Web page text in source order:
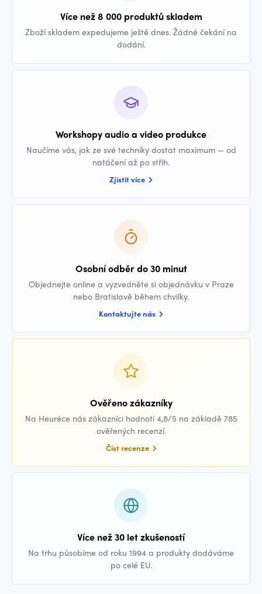
Více než 8 000 produktů skladem
Zboží skladem expedujeme ještě dnes. Žádné čekání na
dodání.
Workshopy audio a video produkce
Naučíme vás, jak ze své techniky dostat maximum — od
natáčení až po střih.
Zjistit více
Osobní odběr do 30 minut
Objednejte online a vyzvedněte si objednávku v Praze
nebo Bratislavě během chvilky.
Kontaktujte nás
Ověřeno zákazníky
Na Heuréce nás zákazníci hodnotí 4,8/5 na základě 785
ověřených recenzí.
Číst recenze
Více než 30 let zkušeností
Na trhu působíme od roku 1994 a produkty dodáváme
po celé EU.